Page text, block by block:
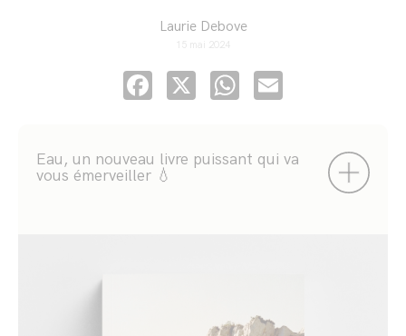
Laurie Debove
15 mai 2024
Facebook
X WhatsApp
Eau, un nouveau livre puissant qui va
vous émerveiller 💧